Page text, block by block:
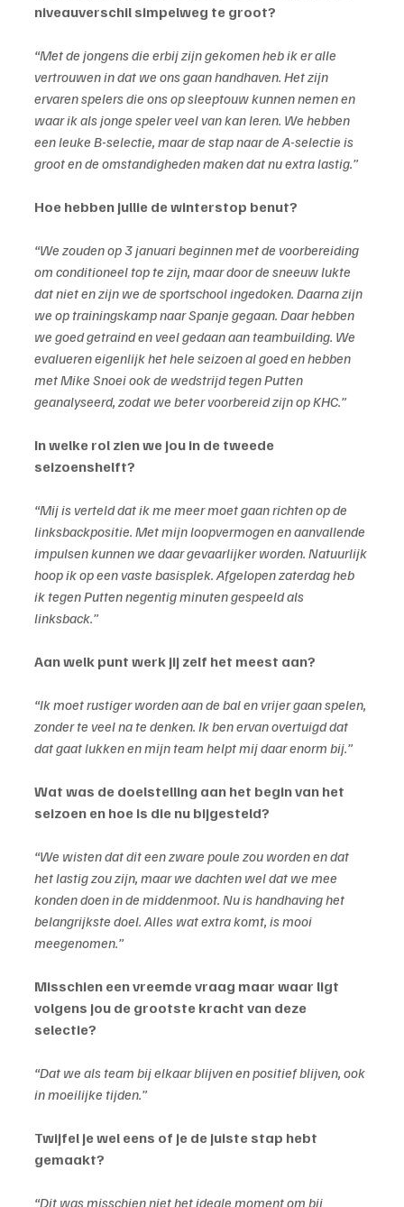
niveauverschil simpelweg te groot?
“Met de jongens die erbij zijn gekomen heb ik er alle
vertrouwen in dat we ons gaan handhaven. Het zijn
ervaren spelers die ons op sleeptouw kunnen nemen en
waar ik als jonge speler veel van kan leren. We hebben
een leuke B-selectie, maar de stap naar de A-selectie is
groot en de omstandigheden maken dat nu extra lastig.”
Hoe hebben jullie de winterstop benut?
“We zouden op 3 januari beginnen met de voorbereiding
om conditioneel top te zijn, maar door de sneeuw lukte
dat niet en zijn we de sportschool ingedoken. Daarna zijn
we op trainingskamp naar Spanje gegaan. Daar hebben
we goed getraind en veel gedaan aan teambuilding. We
evalueren eigenlijk het hele seizoen al goed en hebben
met Mike Snoei ook de wedstrijd tegen Putten
geanalyseerd, zodat we beter voorbereid zijn op KHC.”
In welke rol zien we jou in de tweede
seizoenshelft?
“Mij is verteld dat ik me meer moet gaan richten op de
linksbackpositie. Met mijn loopvermogen en aanvallende
impulsen kunnen we daar gevaarlijker worden. Natuurlijk
hoop ik op een vaste basisplek. Afgelopen zaterdag heb
ik tegen Putten negentig minuten gespeeld als
linksback.”
Aan welk punt werk jij zelf het meest aan?
“Ik moet rustiger worden aan de bal en vrijer gaan spelen,
zonder te veel na te denken. Ik ben ervan overtuigd dat
dat gaat lukken en mijn team helpt mij daar enorm bij.”
Wat was de doelstelling aan het begin van het
seizoen en hoe is die nu bijgesteld?
“We wisten dat dit een zware poule zou worden en dat
het lastig zou zijn, maar we dachten wel dat we mee
konden doen in de middenmoot. Nu is handhaving het
belangrijkste doel. Alles wat extra komt, is mooi
meegenomen.”
Misschien een vreemde vraag maar waar ligt
volgens jou de grootste kracht van deze
selectie?
“Dat we als team bij elkaar blijven en positief blijven, ook
in moeilijke tijden.”
Twijfel je wel eens of je de juiste stap hebt
gemaakt?
“Dit was misschien niet het ideale moment om bij